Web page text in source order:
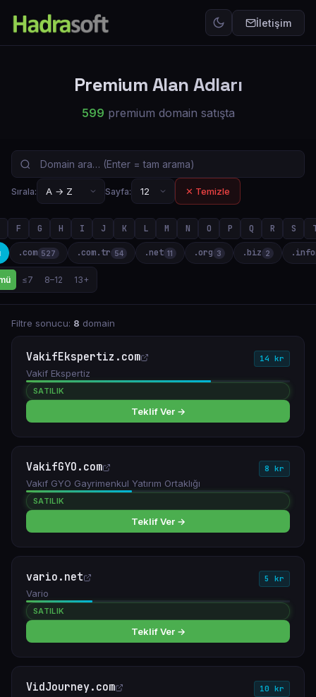
İletişim
Premium Alan Adları
599 premium domain satışta
Sırala: Sayfa: ✕ Temizle
F G H I J K L M N O P Q R S
.com 527 .com.tr 54 .net 11 .org 3 .biz 2 .info
≤7 8–12 13+
Filtre sonucu: 8 domain
VakifEkspertiz.com 14 kr
Vakif Ekspertiz
SATILIK
Teklif Ver →
VakifGYO.com 8 kr
Vakıf GYO Gayrimenkul Yatırım Ortaklığı
SATILIK
Teklif Ver →
vario.net 5 kr
Vario
SATILIK
Teklif Ver →
VidJourney.com 10 kr